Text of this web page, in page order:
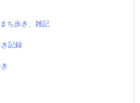
ち歩き、雑記
記録